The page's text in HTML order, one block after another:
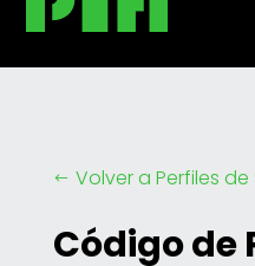
# Volver a Perfiles
Código de